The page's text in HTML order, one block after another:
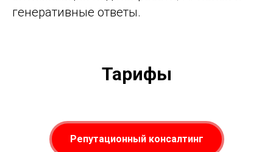
генеративные ответы.
Тарифы
Репутационный консалтинг